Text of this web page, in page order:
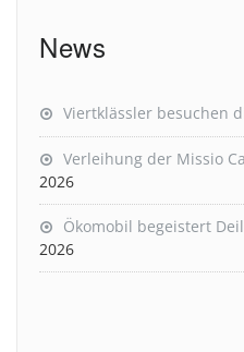
News
Viertklässler besuchen
Verleihung der Missio
2026
Ökomobil begeistert
2026